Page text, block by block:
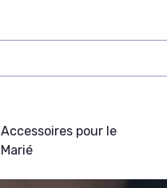
Accessoires pour le
Marié